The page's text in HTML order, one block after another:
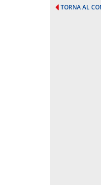
TORNA AL